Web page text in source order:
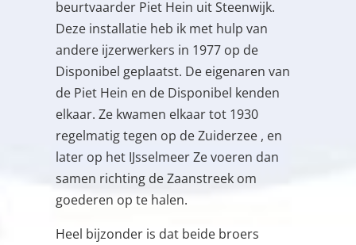
beurtvaarder Piet Hein uit Steenwijk.
Deze installatie heb ik met hulp van
andere ijzerwerkers in 1977 op de
Disponibel geplaatst. De eigenaren van
de Piet Hein en de Disponibel kenden
elkaar. Ze kwamen elkaar tot 1930
regelmatig tegen op de Zuiderzee , en
later op het IJsselmeer Ze voeren dan
samen richting de Zaanstreek om
goederen op te halen.
Heel bijzonder is dat beide broers